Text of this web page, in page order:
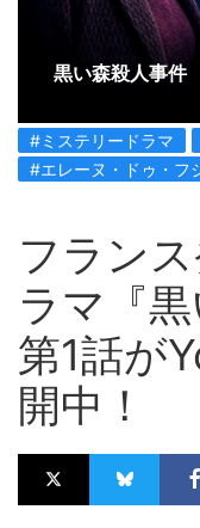
黒い森殺人事件
#ミステリードラマ
#エレーヌ・ドゥ・フ
フラン
ラマ『黒
第1話が
開中！